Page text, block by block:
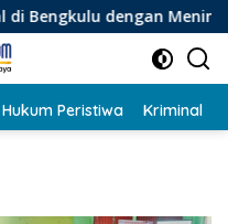
Meningkatkan Ruang
Hukum Peristiwa Kriminal